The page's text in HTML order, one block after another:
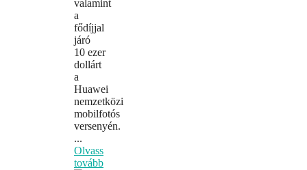
valamint
a
fődíjjal
járó
10 ezer
dollárt
a
Huawei
nemzetközi
mobilfotós
versenyén.
...
Olvass
tovább